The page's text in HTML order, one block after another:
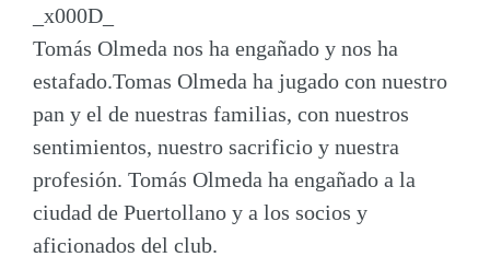
_x000D_
Tomás Olmeda nos ha engañado y nos ha
estafado.Tomas Olmeda ha jugado con nuestro
pan y el de nuestras familias, con nuestros
sentimientos, nuestro sacrificio y nuestra
profesión. Tomás Olmeda ha engañado a la
ciudad de Puertollano y a los socios y
aficionados del club.